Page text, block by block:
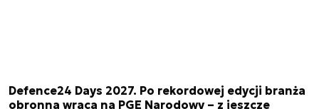
Defence24 Days 2027. Po rekordowej edycji branża
obronna wraca na PGE Narodowy – z jeszcze